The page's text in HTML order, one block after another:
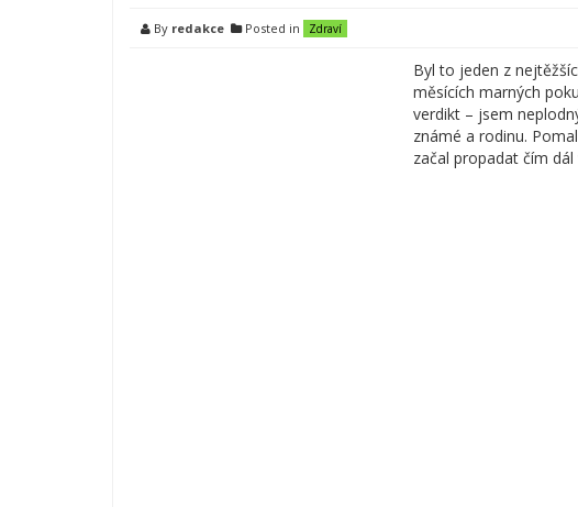
By redakce Posted in Zdraví
Byl to jeden z
měsících marných
verdikt – jsem
známé a rodinu.
začal propadat čím